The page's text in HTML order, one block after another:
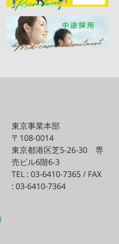
東京事業本部
〒108-0014
東京都港区芝5-26-30 専
売ビル6階6-3
TEL : 03-6410-7365 / FAX
: 03-6410-7364